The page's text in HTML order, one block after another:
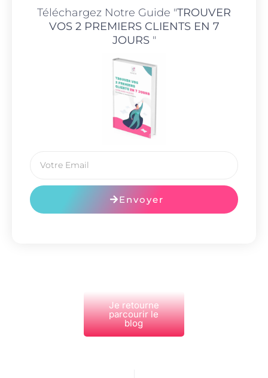
Téléchargez Notre Guide "TROUVER
VOS 2 PREMIERS CLIENTS EN 7
JOURS"
Envoyer
Je retourne
parcourir le
blog